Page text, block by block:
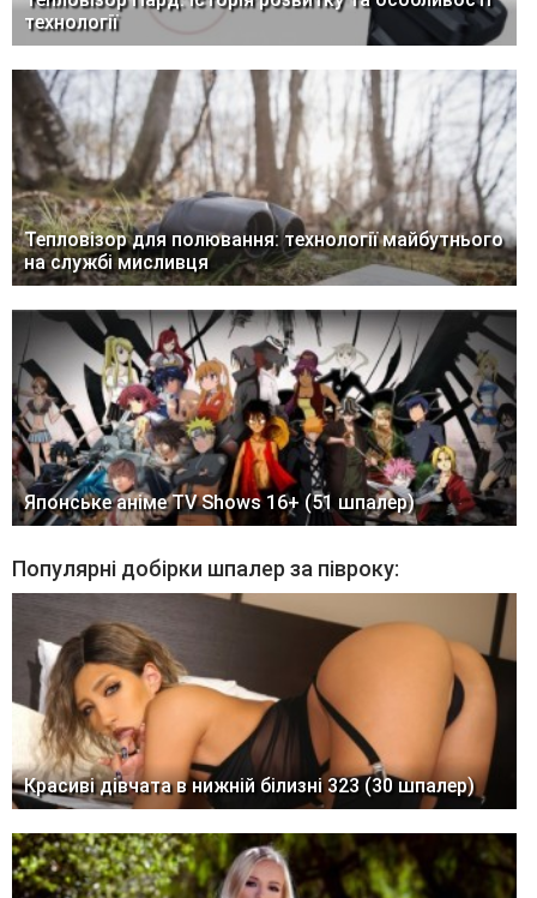
технології
Тепловізор для полювання: технології майбутнього
на службі мисливця
Японське аніме TV Shows 16+ (51 шпалер)
Популярні добірки шпалер за півроку:
Красиві дівчата в нижній білизні 323 (30 шпалер)